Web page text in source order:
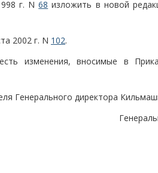
г. N68 изложить в новой
2002 г. N 102.
изменения, вносимые в
Генерального директора